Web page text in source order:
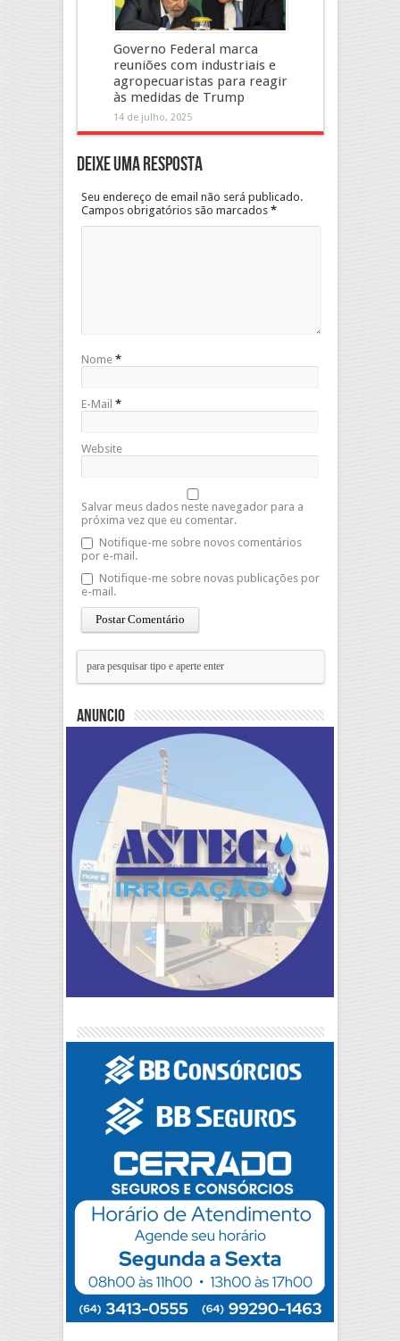
Governo Federal marca
reuniões com industriais e
agropecuaristas para reagir
às medidas de Trump
14 de julho, 2025
Deixe uma resposta
Seu endereço de email não será publicado.
Campos obrigatórios são marcados *
Nome *
E-Mail *
Website
Salvar meus dados neste navegador para a
próxima vez que eu comentar.
Notifique-me sobre novos comentários
por e-mail.
Notifique-me sobre novas publicações por
e-mail.
Anuncio